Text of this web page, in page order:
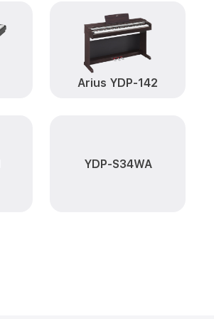
Заказать
Заказать
Arius YDP-142
YDP-S34WA